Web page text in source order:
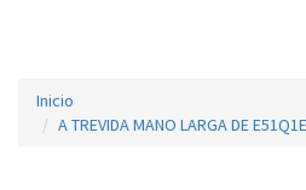
Inicio
A TREVIDA MANO LARGA DE